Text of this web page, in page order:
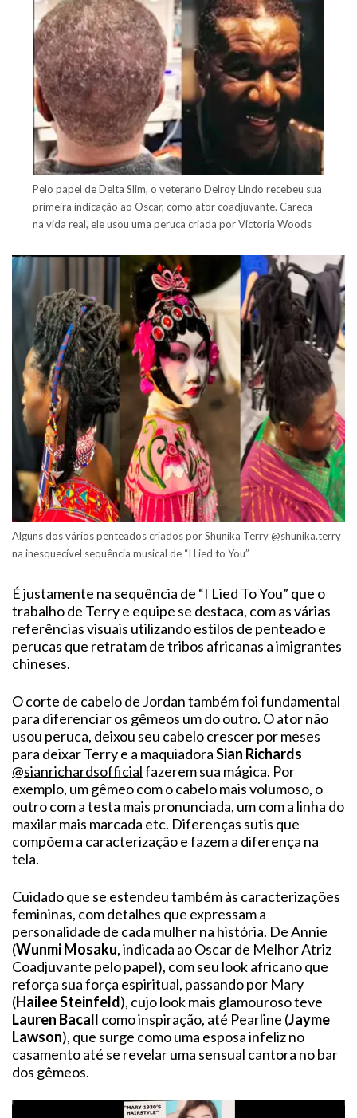
Pelo papel de Delta Slim, o veterano Delroy Lindo recebeu sua
primeira indicação ao Oscar, como ator coadjuvante. Careca
na vida real, ele usou uma peruca criada por Victoria Woods
Alguns dos vários penteados criados por Shunika Terry @shunika.terry
na inesquecível sequência musical de “I Lied to You”
É justamente na sequência de “I Lied To You” que o
trabalho de Terry e equipe se destaca, com as várias
referências visuais utilizando estilos de penteado e
perucas que retratam de tribos africanas a imigrantes
chineses.
O corte de cabelo de Jordan também foi fundamental
para diferenciar os gêmeos um do outro. O ator não
usou peruca, deixou seu cabelo crescer por meses
para deixar Terry e a maquiadoraSian Richards
@sianrichardsofficialfazerem sua mágica. Por
exemplo, um gêmeo com o cabelo mais volumoso, o
outro com a testa mais pronunciada, um com a linha do
maxilar mais marcada etc. Diferenças sutis que
compõem a caracterização e fazem a diferença na
tela.
Cuidado que se estendeu também às caracterizações
femininas, com detalhes que expressam a
personalidade de cada mulher na história. De Annie
(Wunmi Mosaku, indicada ao Oscar de Melhor Atriz
Coadjuvante pelo papel), com seu look africano que
reforça sua força espiritual, passando por Mary
(Hailee Steinfeld), cujo look mais glamouroso teve
Lauren Bacall como inspiração, até Pearline (Jayme
Lawson), que surge como uma esposa infeliz no
casamento até se revelar uma sensual cantora no bar
dos gêmeos.